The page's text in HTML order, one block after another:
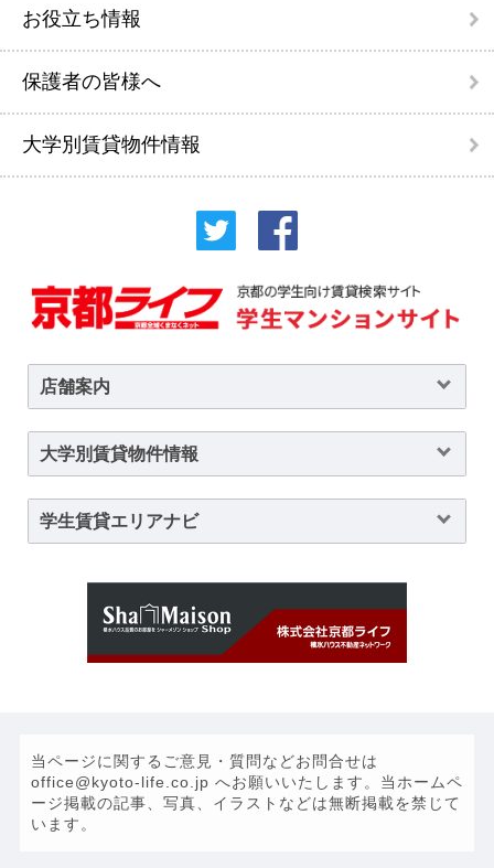
お役立ち情報
保護者の皆様へ
大学別賃貸物件情報
店舗案内
大学別賃貸物件情報
学生賃貸エリアナビ
当ページに関するご意見・質問などお問合せは
office@kyoto-life.co.jp へお願いいたします。当ホームペ
ージ掲載の記事、写真、イラストなどは無断掲載を禁じて
います。